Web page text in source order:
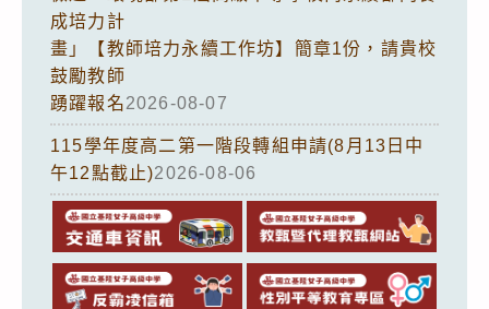
成培力計
畫」【教師培力永續工作坊】簡章1份，請貴校
鼓勵教師
踴躍報名2026-08-07
115學年度高二第一階段轉組申請(8月13日中
午12點截止)2026-08-06